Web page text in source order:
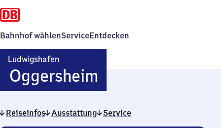
Bahnhof wählenServiceEntdecken
Ludwigshafen
OggersheimLudwigshafen-
Oggersheim
Reiseinfos Ausstattung Service